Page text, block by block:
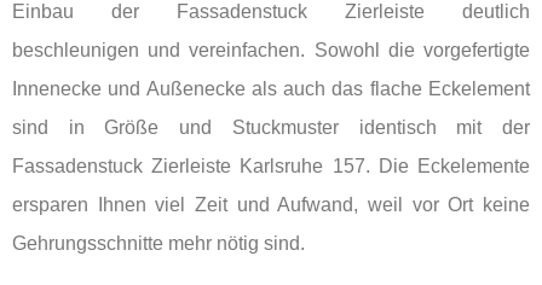
Einbau der Fassadenstuck Zierleiste deutlich
beschleunigen und vereinfachen. Sowohl die vorgefertigte
Innenecke und Außenecke als auch das flache Eckelement
sind in Größe und Stuckmuster identisch mit der
Fassadenstuck Zierleiste Karlsruhe 157. Die Eckelemente
ersparen Ihnen viel Zeit und Aufwand, weil vor Ort keine
Gehrungsschnitte mehr nötig sind.